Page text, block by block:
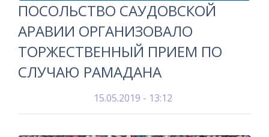
ПОСОЛЬСТВО САУДОВСКОЙ
АРАВИИ ОРГАНИЗОВАЛО
ТОРЖЕСТВЕННЫЙ ПРИЕМ ПО
СЛУЧАЮ РАМАДАНА
15.05.2019 - 13:12